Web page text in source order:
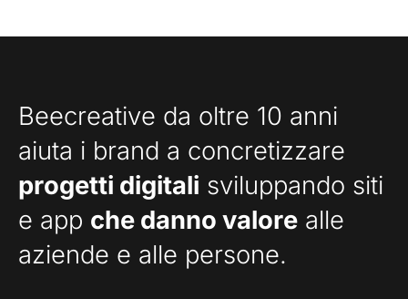
Beecreative da oltre 10 anni
aiuta i brand a concretizzare
progetti digitali sviluppando siti
e app che danno valore alle
aziende e alle persone.